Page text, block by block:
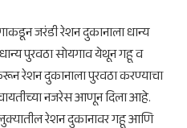
जरंडी रेशन दुकानाला धान्य
पुरवठा सोयगाव येथून गहू व
रेशन दुकानाला पुरवठा करण्याचा
नजरेस आणून दिला आहे.
रेशन दुकानावर गहू आणि